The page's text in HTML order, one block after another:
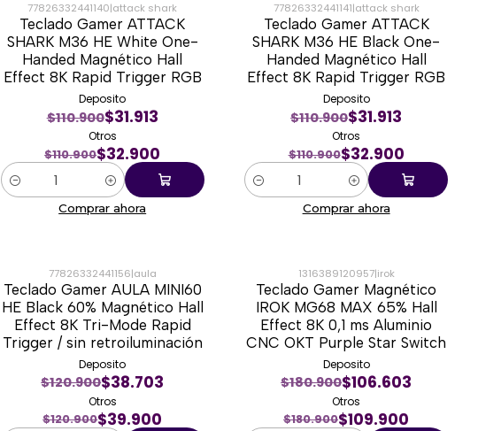
-70%
77826332441140|attack shark
Teclado Gamer ATTACK
SHARK M36 HE White One-
Handed Magnético Hall
Effect 8K Rapid Trigger RGB
Deposito
$110.900$31.913
Otros
$110.900$32.900
Cantidad
Comprar ahora
-70%
77826332441141|attack shark
Teclado Gamer ATTACK
SHARK M36 HE Black One-
Handed Magnético Hall
Effect 8K Rapid Trigger RGB
Deposito
$110.900$31.913
Otros
$110.900$32.900
Cantidad
Comprar ahora
-67%
77826332441156|aula
Teclado Gamer AULA MINI60
HE Black 60% Magnético Hall
Effect 8K Tri-Mode Rapid
Trigger / sin retroiluminación
Deposito
$120.900$38.703
Otros
$120.900$39.900
-39%
1316389120957|irok
Teclado Gamer Magnético
IROK MG68 MAX 65% Hall
Effect 8K 0,1 ms Aluminio
CNC OKT Purple Star Switch
Deposito
$180.900$106.603
Otros
$180.900$109.900